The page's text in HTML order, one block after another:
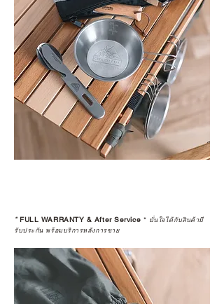
*FULL WARRANTY & After Service * มั่นใจได้กับสินค้ามี
รับประกัน พร้อมบริการหลังการขาย